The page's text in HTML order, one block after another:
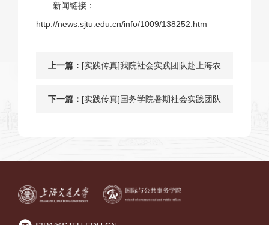
新闻链接：
http://news.sjtu.edu.cn/info/1009/138252.htm
上一篇： [实践传真]我院社会实践团队赴上海农
村地区调研大学生村官发展状况
下一篇： [实践传真]国务学院暑期社会实践团队